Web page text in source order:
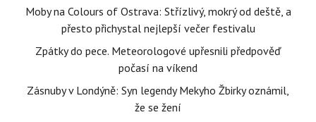
Moby na Colours of Ostrava: Střízlivý, mokrý od deště, a
přesto přichystal nejlepší večer festivalu
Zpátky do pece. Meteorologové upřesnili předpověď
počasí na víkend
Zásnuby v Londýně: Syn legendy Mekyho Žbirky oznámil,
že se žení